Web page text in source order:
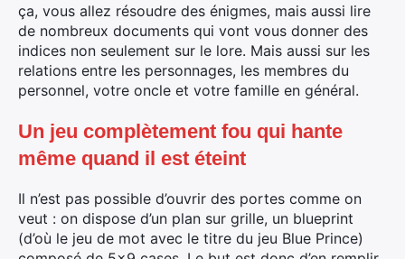
ça, vous allez résoudre des énigmes, mais aussi lire
de nombreux documents qui vont vous donner des
indices non seulement sur le lore. Mais aussi sur les
relations entre les personnages, les membres du
personnel, votre oncle et votre famille en général.
Un jeu complètement fou qui hante
même quand il est éteint
Il n’est pas possible d’ouvrir des portes comme on
veut : on dispose d’un plan sur grille, un blueprint
(d’où le jeu de mot avec le titre du jeu Blue Prince)